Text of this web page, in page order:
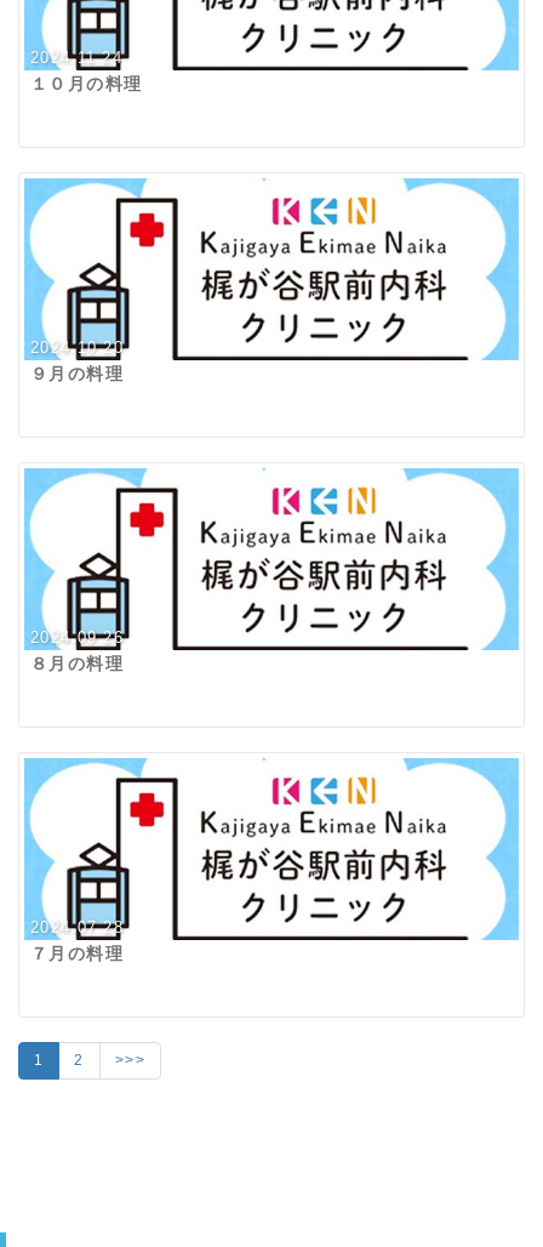
2024.11.24
１０月の料理
2024.10.20
９月の料理
2024.09.26
８月の料理
2024.07.28
７月の料理
1 2 >>>